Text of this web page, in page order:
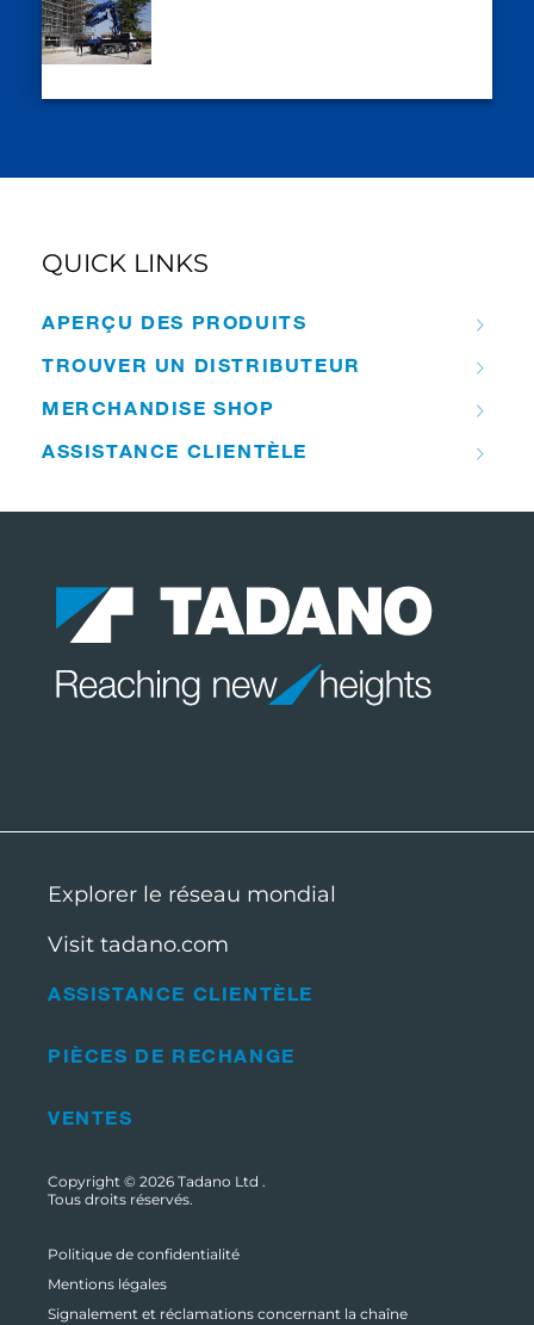
QUICK LINKS
APERÇU DES PRODUITS
TROUVER UN DISTRIBUTEUR
MERCHANDISE SHOP
ASSISTANCE CLIENTÈLE
ASSISTANCE CLIENTÈLE
PIÈCES DE RECHANGE
VENTES
Explorer le réseau mondial
Visit tadano.com
Copyright © 2026 Tadano Ltd .
Tous droits réservés.
Politique de confidentialité
Mentions légales
Signalement et réclamations concernant la chaîne